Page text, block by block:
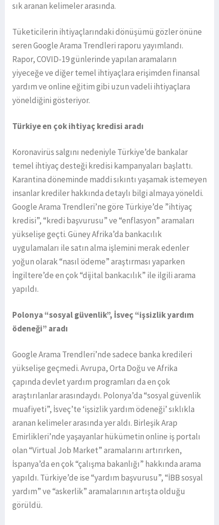
sık aranan kelimeler arasında.
Tüketicilerin ihtiyaçlarındaki dönüşümü gözler önüne
seren Google Arama Trendleri raporu yayımlandı.
Rapor, COVID-19 günlerinde yapılan aramaların
yiyeceğe ve diğer temel ihtiyaçlara erişimden finansal
yardım ve online eğitim gibi uzun vadeli ihtiyaçlara
yöneldiğini gösteriyor.
Türkiye en çok ihtiyaç kredisi aradı
Koronavirüs salgını nedeniyle Türkiye’de bankalar
temel ihtiyaç desteği kredisi kampanyaları başlattı.
Karantina döneminde maddi sıkıntı yaşamak istemeyen
insanlar krediler hakkında detaylı bilgi almaya yöneldi.
Google Arama Trendleri’ne göre Türkiye’de ”ihtiyaç
kredisi”, “kredi başvurusu” ve “enflasyon” aramaları
yükselişe geçti. Güney Afrika’da bankacılık
uygulamaları ile satın alma işlemini merak edenler
yoğun olarak “nasıl ödeme” araştırması yaparken
İngiltere’de en çok “dijital bankacılık” ile ilgili arama
yapıldı.
Polonya “sosyal güvenlik”, İsveç “işsizlik yardım
ödeneği” aradı
Google Arama Trendleri’nde sadece banka kredileri
yükselişe geçmedi. Avrupa, Orta Doğu ve Afrika
çapında devlet yardım programları da en çok
araştırılanlar arasındaydı. Polonya’da “sosyal güvenlik
muafiyeti”, İsveç’te ‘işsizlik yardım ödeneği’ sıklıkla
aranan kelimeler arasında yer aldı. Birleşik Arap
Emirlikleri’nde yaşayanlar hükümetin online iş portalı
olan “Virtual Job Market” aramalarını artırırken,
İspanya’da en çok “çalışma bakanlığı” hakkında arama
yapıldı. Türkiye’de ise “yardım başvurusu”, “İBB sosyal
yardım” ve “askerlik” aramalarının artışta olduğu
görüldü.